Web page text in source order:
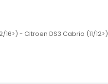
- Citroen DS3 Cabrio (11/12>)